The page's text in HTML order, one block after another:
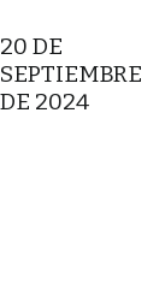
20 DE
SEPTIEMBRE
DE 2024